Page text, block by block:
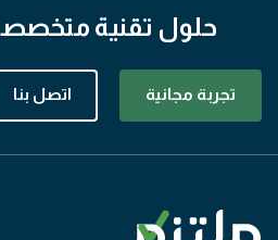
حلول تقنية
تجربة مجانية اتصل بنا